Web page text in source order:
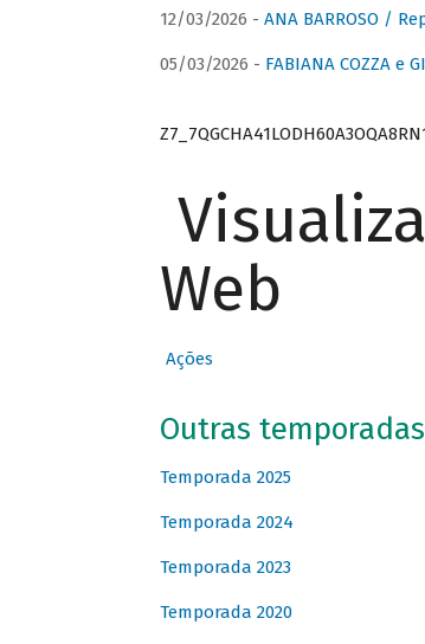
12/03/2026 - ANA BARROSO /
05/03/2026 - FABIANA COZZA e
Web
Ações
Outras temporadas
Temporada 2025
Temporada 2024
Temporada 2023
Temporada 2020